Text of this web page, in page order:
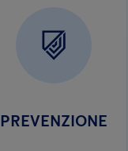
PREVENZIONE